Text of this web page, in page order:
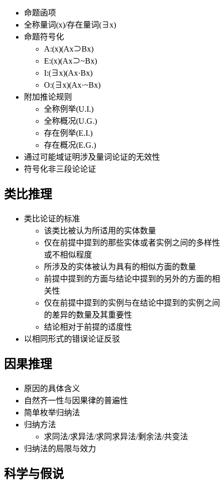
命题函项
全称量词(x)/存在量词(∃x)
命题符号化
A:(x)(Ax⊃Bx)
E:(x)(Ax⊃~Bx)
I:(∃x)(Ax·Bx)
O:(∃x)(Ax·~Bx)
附加推论规则
全称例举(U.I.)
全称概况(U.G.)
存在例举(E.I.)
存在概况(E.G.)
通过可能域证明涉及量词论证的无效性
符号化非三段论论证
类比推理
类比论证的标准
该类比被认为所适用的实体数量
仅在前提中提到的那些实体或者实例之间的多样性
或不相似程度
所涉及的实体被认为具有的相似方面的数量
前提中提到的方面与结论中提到的另外的方面的相
关性
仅在前提中提到的实例与在结论中提到的实例之间
的差异的数量及其重要性
结论相对于前提的适度性
以相同形式的错误论证反驳
因果推理
原因的具体含义
自然齐一性与因果律的普遍性
简单枚举归纳法
归纳方法
求同法/求异法/求同求异法/剩余法/共变法
归纳法的局限与效力
科学与假说